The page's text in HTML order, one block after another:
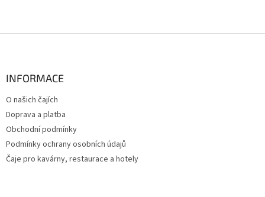
INFORMACE
O našich čajích
Doprava a platba
Obchodní podmínky
Podmínky ochrany osobních údajů
Čaje pro kavárny, restaurace a hotely